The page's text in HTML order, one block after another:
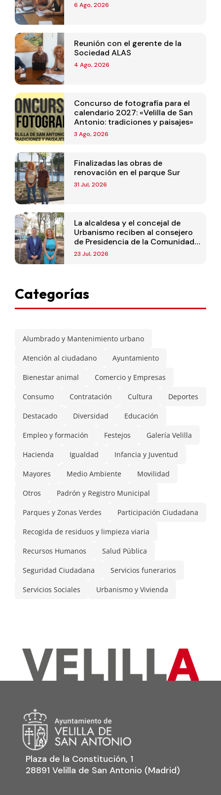
6 Ago, 2026
Reunión con el gerente de la
Sociedad ALAS
4 Ago, 2026
Concurso de fotografía para el
calendario 2027: «Velilla de San
Antonio: tradiciones y paisajes»
3 Ago, 2026
Finalizadas las obras de
renovación en el parque Sur
31 Jul, 2026
La alcaldesa y el concejal de
Urbanismo reciben al consejero
de Presidencia de la Comunidad
de Madrid
23 Jul, 2026
Categorías
Alumbrado y Mantenimiento urbano
Atención al ciudadano Ayuntamiento
Bienestar animal Comercio y Empresas
Consumo Contratación Cultura Deportes
Destacado Diversidad Educación
Empleo y formación Festejos Galería Velilla
Hacienda Igualdad Infancia y Juventud
Mayores Medio Ambiente Movilidad
Otros Padrón y Registro Municipal
Parques y Zonas Verdes Participación Ciudadana
Recogida de residuos y limpieza viaria
Recursos Humanos Salud Pública
Seguridad Ciudadana Servicios funerarios
Servicios Sociales Urbanismo y Vivienda
Plaza de la Constitución, 1
28891 Velilla de San Antonio (Madrid)